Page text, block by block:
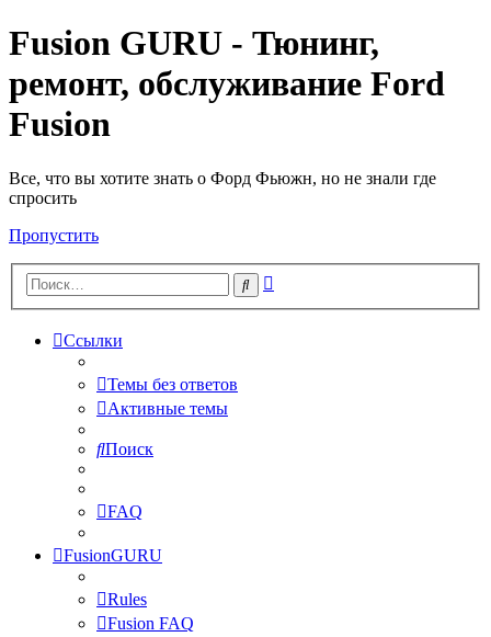
Fusion GURU - Тюнинг,
ремонт, обслуживание Ford
Fusion
Все, что вы хотите знать о Форд Фьюжн, но не знали где
спросить
Пропустить
Поиск
Ссылки
Темы без ответов
Активные темы
Поиск
FAQ
FusionGURU
Rules
Fusion FAQ